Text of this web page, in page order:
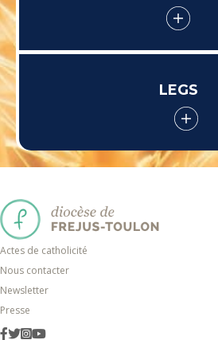
LEGS
Actes de catholicité
Nous contacter
Newsletter
Presse